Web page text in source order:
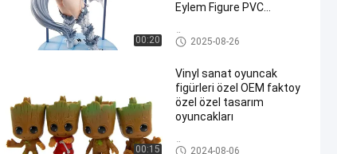
00:20
Eylem Figure PVC
Özel Vinyl Bebek/Roto Castin
g/Vinyl Figure/Vinyl Oyuncak
2025-08-26
00:15
Vinyl sanat oyuncak
figürleri özel OEM faktoy
özel özel tasarım
oyuncakları
Özel Vinyl Bebek/Roto Castin
2024-08-06